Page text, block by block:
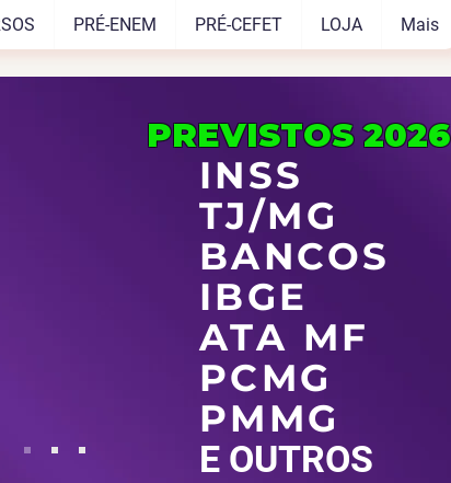
PRÉ-ENEM PRÉ-CEFET LOJA Mais
PREVISTOS 2026
INSS
TJ/MG
BANCOS
IBGE
ATA MF
PCMG
PMMG
E OUTROS